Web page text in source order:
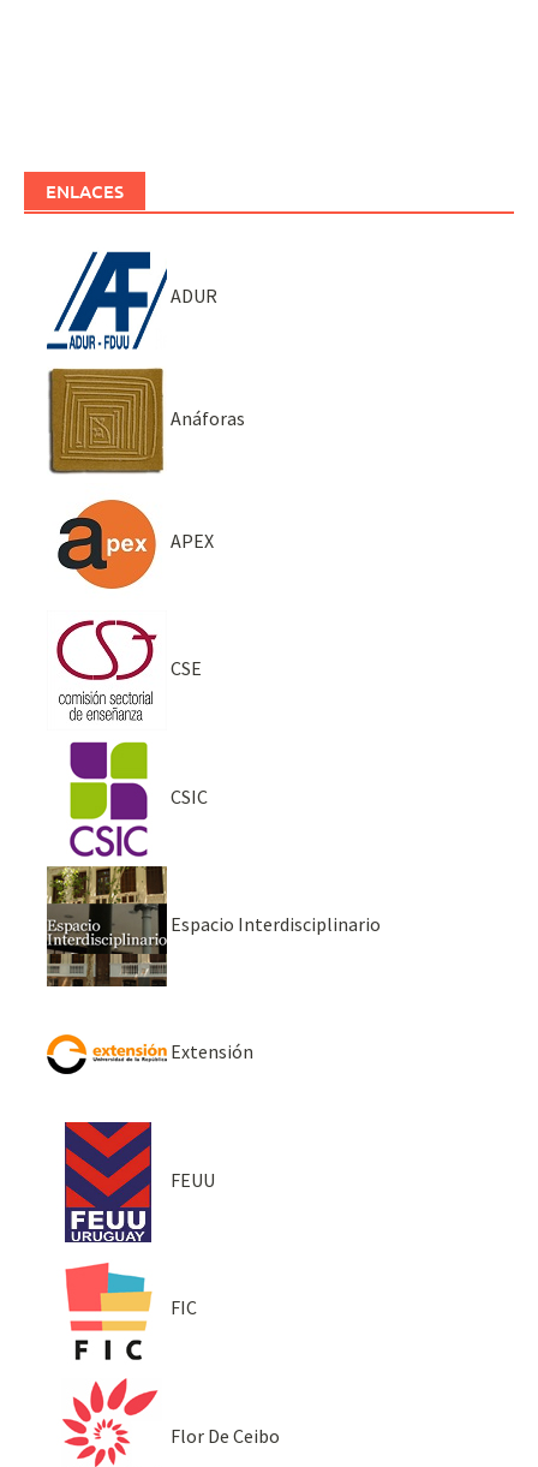
ENLACES
ADUR
Anáforas
APEX
CSE
CSIC
Espacio Interdisciplinario
Extensión
FEUU
FIC
Flor De Ceibo